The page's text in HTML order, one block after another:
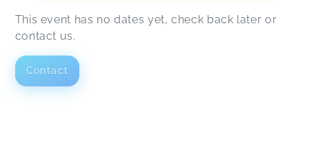
This event has no dates yet, check back later or
contact us.
Contact